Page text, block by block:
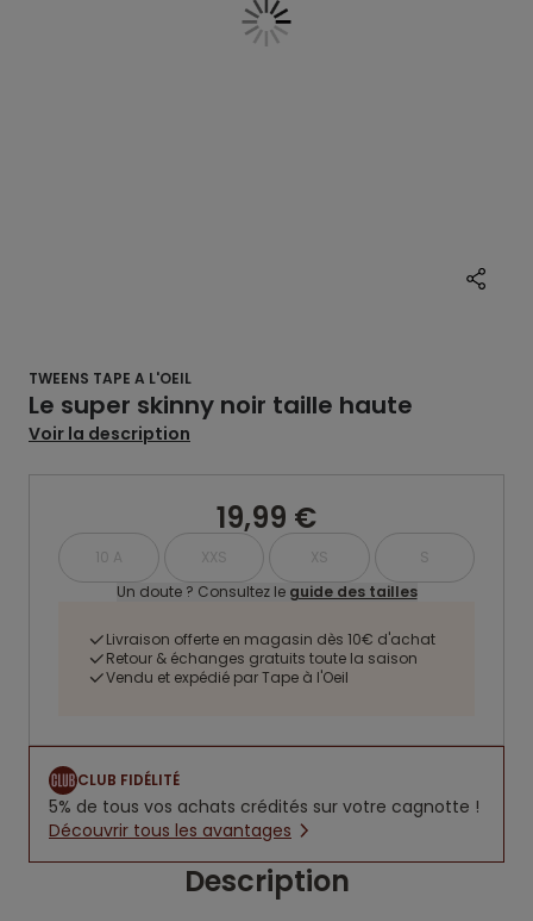
TWEENS TAPE A L'OEIL
Le super skinny noir taille haute
Voir la description
19,99 €
10 A XXS XS
S
Un doute ? Consultez le guide des tailles
Livraison offerte en magasin dès 10€ d'achat
Retour & échanges gratuits toute la saison
Vendu et expédié par Tape à l'Oeil
CLUB FIDÉLITÉ
5% de tous vos achats crédités sur votre cagnotte !
Découvrir tous les avantages
Description